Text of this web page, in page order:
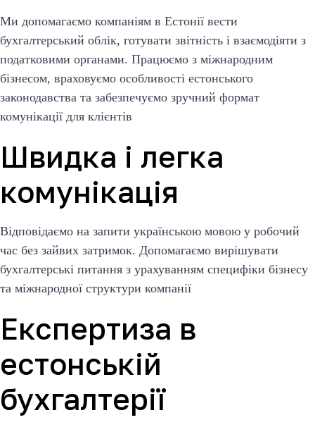
Ми допомагаємо компаніям в Естонії вести
бухгалтерський облік, готувати звітність і взаємодіяти з
податковими органами. Працюємо з міжнародним
бізнесом, враховуємо особливості естонського
законодавства та забезпечуємо зручний формат
комунікації для клієнтів
Швидка і легка
комунікація
Відповідаємо на запити українською мовою у робочий
час без зайвих затримок. Допомагаємо вирішувати
бухгалтерські питання з урахуванням специфіки бізнесу
та міжнародної структури компанії
Експертиза в
естонській
бухгалтерії